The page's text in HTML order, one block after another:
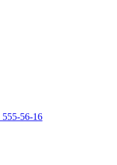
555-56-16